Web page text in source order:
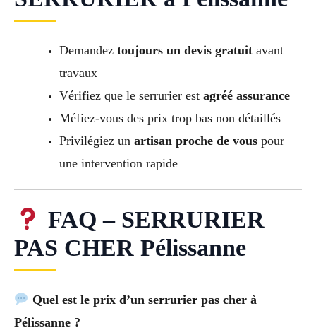
Demandez toujours un devis gratuitavant
travaux
Vérifiez que le serrurier est agréé assurance
Méfiez-vous des prix trop bas non détaillés
Privilégiez un artisan proche de vouspour
une intervention rapide
FAQ – SERRURIER
PAS CHER Pélissanne
Quel est le prix d’un serrurier pas cher à
Pélissanne ?